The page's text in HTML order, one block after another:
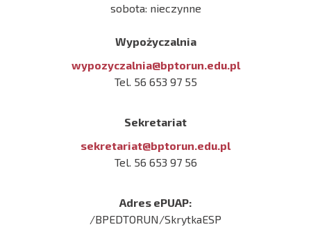
sobota: nieczynne
Wypożyczalnia
wypozyczalnia@bptorun.edu.pl
Tel. 56 653 97 55
Sekretariat
sekretariat@bptorun.edu.pl
Tel. 56 653 97 56
Adres ePUAP:
/BPEDTORUN/SkrytkaESP